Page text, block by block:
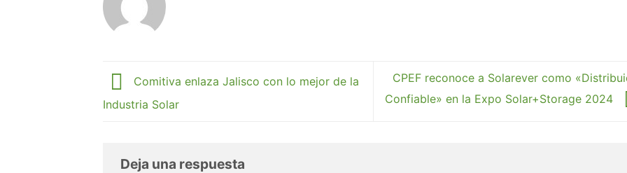
Comitiva enlaza Jalisco con lo mejor de la
Industria Solar
CPEF reconoce a Solarever como
Confiable» en la Expo Solar+Storage 2024
Deja una respuesta